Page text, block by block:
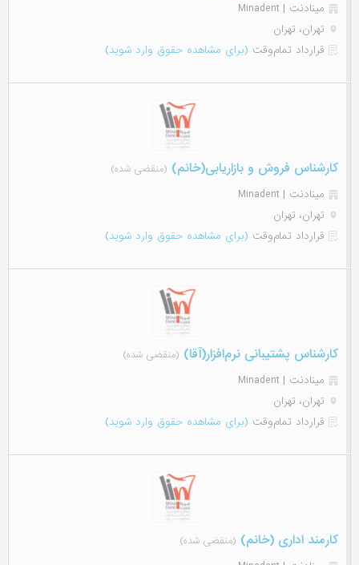
مینادنت | Minadent
تهران، تهران
قرارداد تمام‌وقت (برای مشاهده حقوق وارد شوید)
کارشناس فروش و بازاریابی(خانم) (منقضی شده)
مینادنت | Minadent
تهران، تهران
قرارداد تمام‌وقت (برای مشاهده حقوق وارد شوید)
کارشناس پشتیبانی نرم‌افزار(آقا) (منقضی شده)
مینادنت | Minadent
تهران، تهران
قرارداد تمام‌وقت (برای مشاهده حقوق وارد شوید)
کارمند اداری (خانم) (منقضی شده)